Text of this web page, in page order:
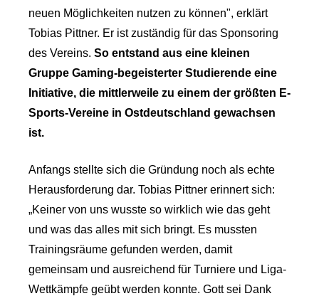
neuen Möglichkeiten nutzen zu können", erklärt
Tobias Pittner. Er ist zuständig für das Sponsoring
des Vereins. So entstand aus eine kleinen
Gruppe Gaming-begeisterter Studierende eine
Initiative, die mittlerweile zu einem der größten E-
Sports-Vereine in Ostdeutschland gewachsen
ist.
Anfangs stellte sich die Gründung noch als echte
Herausforderung dar. Tobias Pittner erinnert sich:
„Keiner von uns wusste so wirklich wie das geht
und was das alles mit sich bringt. Es mussten
Trainingsräume gefunden werden, damit
gemeinsam und ausreichend für Turniere und Liga-
Wettkämpfe geübt werden konnte. Gott sei Dank